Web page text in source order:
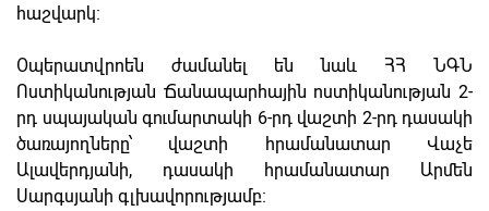
հաշվարկ։
Օպերատվրոեն ժամանել են նաև ՀՀ ՆԳՆ
Ոստիկանության Ճանապարհային ոստիկանության 2-
րդ սպայական գումարտակի 6-րդ վաշտի 2-րդ դասակի
ծառայողները՝ վաշտի հրամանատար Վաչե
Ալավերդյանի, դասակի հրամանատար Արմեն
Սարգսյանի գլխավորությամբ։